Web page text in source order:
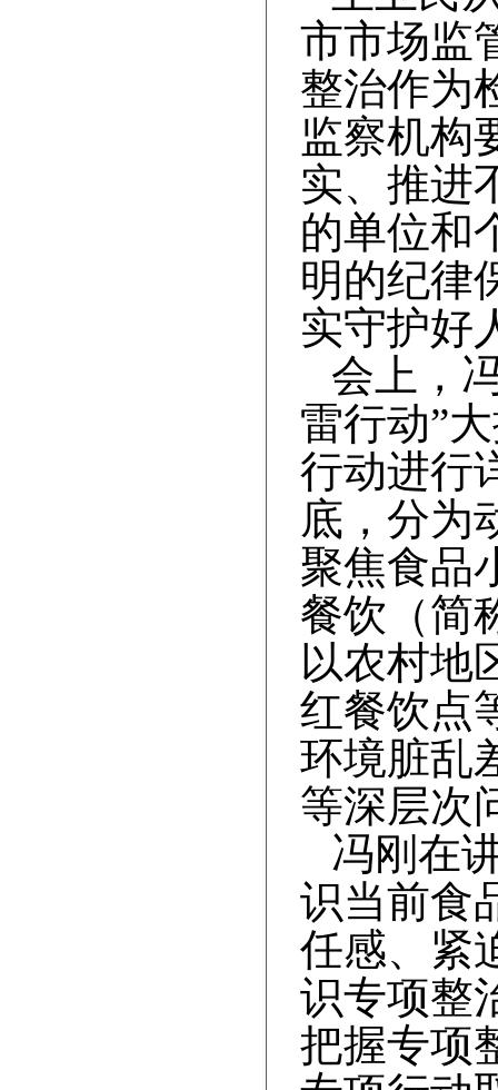
市市场监
整治作为
监察机构
实、推进
的单位和
明的纪律
实守护好
会上，
雷行动”
行动进行
底，分为
聚焦食品
餐饮（简
以农村地
红餐饮点
环境脏乱
等深层次
冯刚在
识当前食
任感、紧
识专项整
把握专项